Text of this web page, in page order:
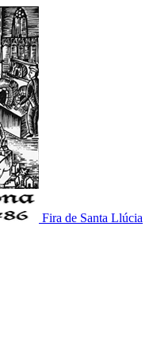
Fira de Santa Llúcia